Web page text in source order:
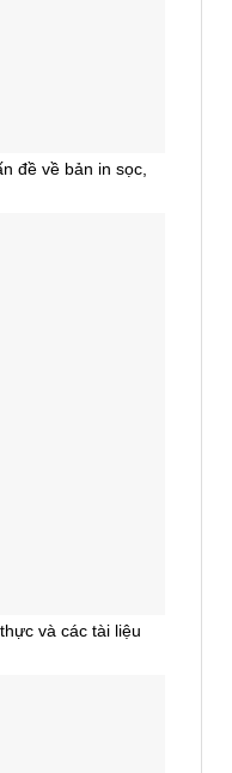
đề về bản in sọc,
và các tài liệu